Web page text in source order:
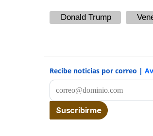
Donald Trump
Recibe noticias por correo |